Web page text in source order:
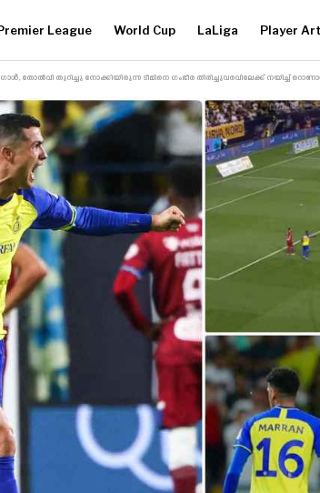
League World Cup LaLiga Player
തോൽവി തുറിച്ചു നോക്കിയിരുന്ന ടീമിനെ ഗംഭീര തിരിച്ചുവരവിലേക്ക് നയിച്ച്